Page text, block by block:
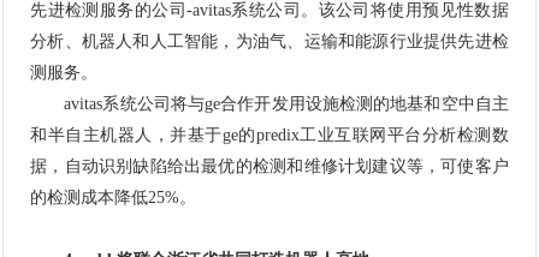
先进检测服务的公司-avitas系统公司。该公司将使用预见性数据
分析、机器人和人工智能，为油气、运输和能源行业提供先进检
测服务。
avitas系统公司将与ge合作开发用设施检测的地基和空中自主
和半自主机器人，并基于ge的predix工业互联网 平台分析检测数
据，自动识别缺陷给出最优的检测和维修计划建议等，可使客户
的检测成本降低25%。